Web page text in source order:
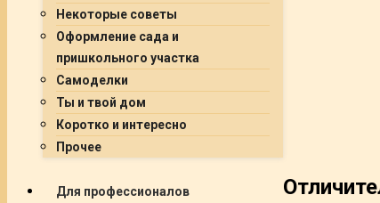
Некоторые советы
Оформление сада и
пришкольного участка
Самоделки
Ты и твой дом
Коротко и интересно
Прочее
Для профессионалов